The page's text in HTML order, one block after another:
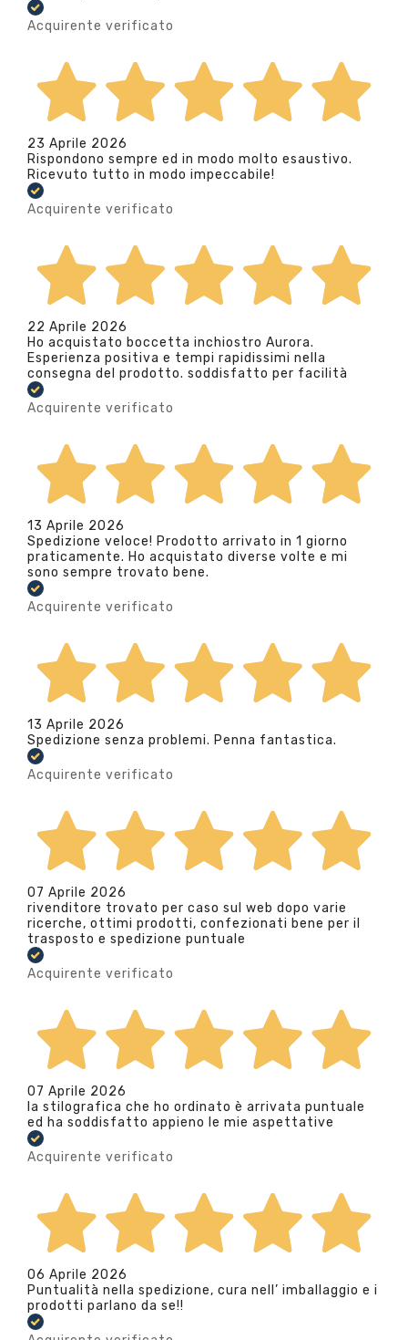
Acquirente verificato
23 Aprile 2026
Rispondono sempre ed in modo molto esaustivo.
Ricevuto tutto in modo impeccabile!
Acquirente verificato
22 Aprile 2026
Ho acquistato boccetta inchiostro Aurora.
Esperienza positiva e tempi rapidissimi nella
consegna del prodotto. soddisfatto per facilità
Acquirente verificato
13 Aprile 2026
Spedizione veloce! Prodotto arrivato in 1 giorno
praticamente. Ho acquistato diverse volte e mi
sono sempre trovato bene.
Acquirente verificato
13 Aprile 2026
Spedizione senza problemi. Penna fantastica.
Acquirente verificato
07 Aprile 2026
rivenditore trovato per caso sul web dopo varie
ricerche, ottimi prodotti, confezionati bene per il
trasposto e spedizione puntuale
Acquirente verificato
07 Aprile 2026
la stilografica che ho ordinato è arrivata puntuale
ed ha soddisfatto appieno le mie aspettative
Acquirente verificato
06 Aprile 2026
Puntualità nella spedizione, cura nell’ imballaggio e i
prodotti parlano da se!!